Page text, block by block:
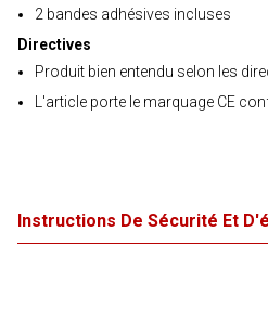
2 bandes adhésives incluses
Directives
Produit bien entendu selon les
L'article porte le marquage CE
Instructions De Sécurité Et